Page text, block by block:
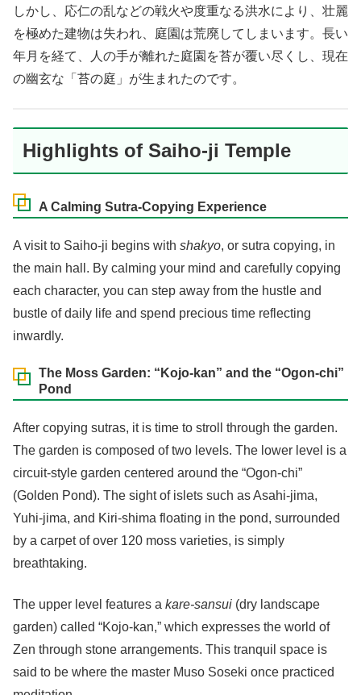
しかし、応仁の乱などの戦火や度重なる洪水により、壮麗
を極めた建物は失われ、庭園は荒廃してしまいます。長い
年月を経て、人の手が離れた庭園を苔が覆い尽くし、現在
の幽玄な「苔の庭」が生まれたのです。
Highlights of Saiho-ji Temple
A Calming Sutra-Copying Experience
A visit to Saiho-ji begins with shakyo, or sutra copying, in
the main hall. By calming your mind and carefully copying
each character, you can step away from the hustle and
bustle of daily life and spend precious time reflecting
inwardly.
The Moss Garden: “Kojo-kan” and the “Ogon-chi”
Pond
After copying sutras, it is time to stroll through the garden.
The garden is composed of two levels. The lower level is a
circuit-style garden centered around the “Ogon-chi”
(Golden Pond). The sight of islets such as Asahi-jima,
Yuhi-jima, and Kiri-shima floating in the pond, surrounded
by a carpet of over 120 moss varieties, is simply
breathtaking.
The upper level features a kare-sansui (dry landscape
garden) called “Kojo-kan,” which expresses the world of
Zen through stone arrangements. This tranquil space is
said to be where the master Muso Soseki once practiced